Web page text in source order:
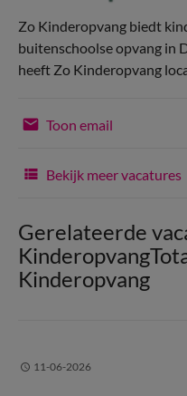
Zo Kinderopvang biedt
buitenschoolse opvang in
heeft Zo Kinderopvang
Toon email
Bekijk meer vacatures
Gerelateerde
Kinderopvang
11-06-2026